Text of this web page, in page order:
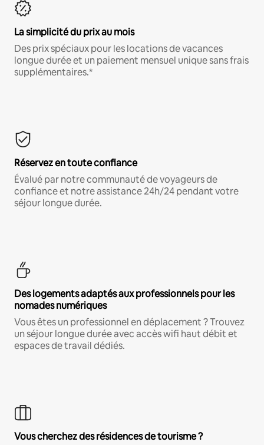
La simplicité du prix au mois
Des prix spéciaux pour les locations de vacances
longue durée et un paiement mensuel unique sans frais
supplémentaires.*
Réservez en toute confiance
Évalué par notre communauté de voyageurs de
confiance et notre assistance 24h/24 pendant votre
séjour longue durée.
Des logements adaptés aux professionnels pour les
nomades numériques
Vous êtes un professionnel en déplacement ? Trouvez
un séjour longue durée avec accès wifi haut débit et
espaces de travail dédiés.
Vous cherchez des résidences de tourisme ?